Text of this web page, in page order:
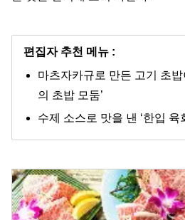
편집자 추천 메뉴 :
마츠자카규로 만든 고기 초
의 초밥 모둠’
수제 소스로 맛을 낸 ‘한입 육